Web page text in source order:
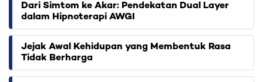
Dari Simtom ke Akar: Pendekatan Dual Layer
dalam Hipnoterapi AWGI
Jejak Awal Kehidupan yang Membentuk Rasa
Tidak Berharga